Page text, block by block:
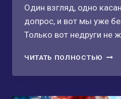
Один взгляд, одно
допрос, и вот мы уже
Только вот недруги не
ЧИТАТЬ ПОЛНОСТЬЮ